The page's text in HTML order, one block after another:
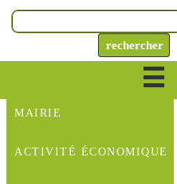
MAIRIE
ACTIVITÉ ÉCONOMIQUE